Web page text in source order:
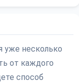
уже несколько
от каждого
способ